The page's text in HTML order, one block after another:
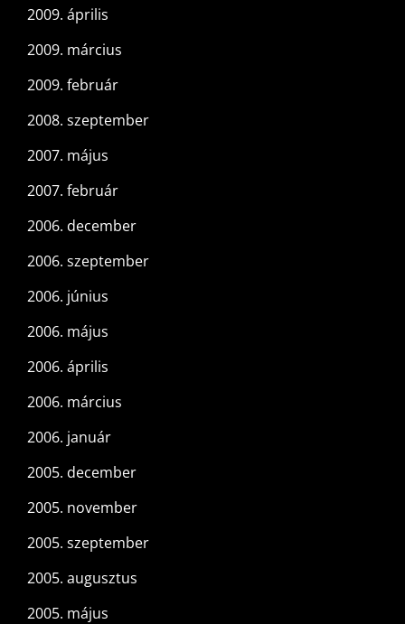
2009. április
2009. március
2009. február
2008. szeptember
2007. május
2007. február
2006. december
2006. szeptember
2006. június
2006. május
2006. április
2006. március
2006. január
2005. december
2005. november
2005. szeptember
2005. augusztus
2005. május